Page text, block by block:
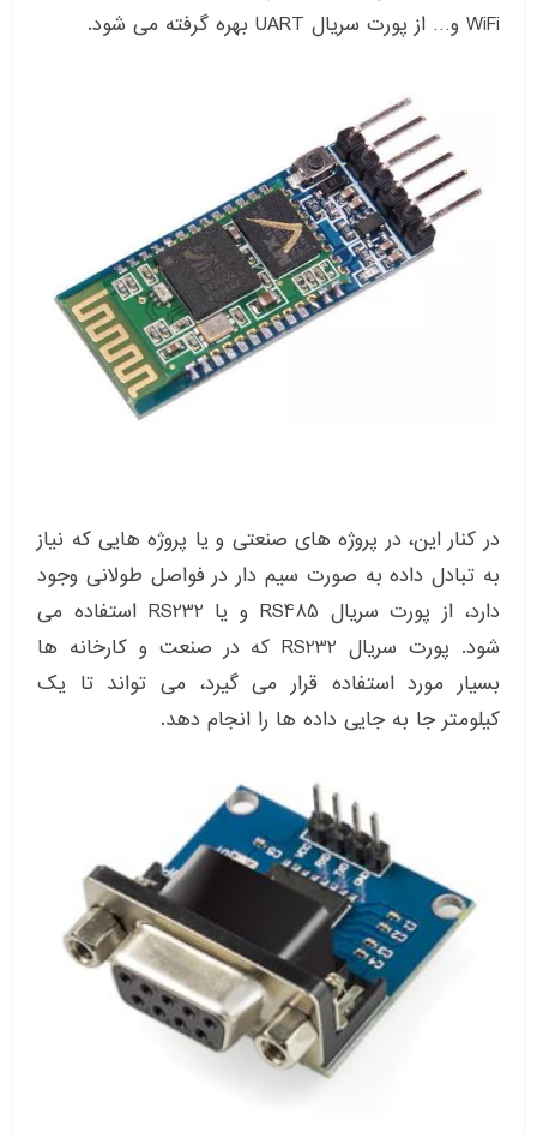
WiFi و… از پورت سریال UART بهره گرفته می شود.
در کنار این، در پروژه های صنعتی و یا پروژه هایی که نیاز
به تبادل داده به صورت سیم دار در فواصل طولانی وجود
دارد، از پورت سریال RS485 و یا RS232 استفاده می
شود. پورت سریال RS232 که در صنعت و کارخانه ها
بسیار مورد استفاده قرار می گیرد، می تواند تا یک
کیلومتر جا به جایی داده ها را انجام دهد.